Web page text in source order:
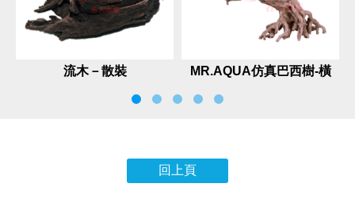
流木－散裝
MR.AQUA仿真巴西樹-橫
回上頁